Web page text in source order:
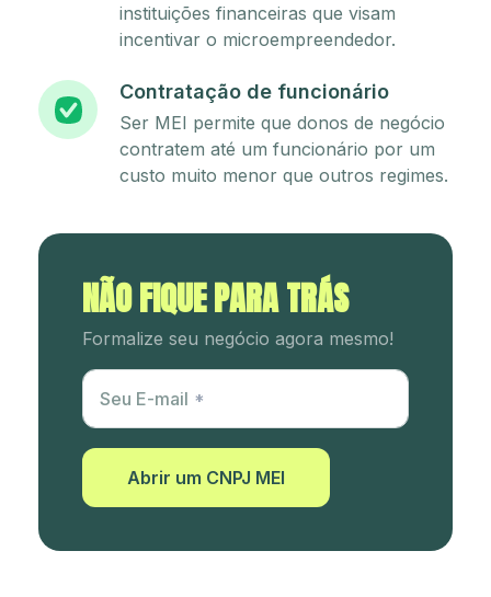
instituições financeiras que visam
incentivar o microempreendedor.
Contratação de funcionário
Ser MEI permite que donos de negócio
contratem até um funcionário por um
custo muito menor que outros regimes.
NÃO FIQUE PARA TRÁS
Formalize seu negócio agora mesmo!
Utm Content
Seu E-mail
Abrir um CNPJ MEI